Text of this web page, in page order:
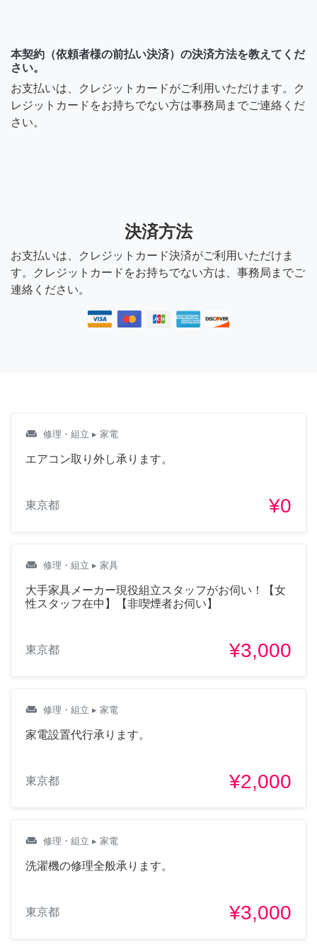
土日平日やってますか？お
い。急な深夜など対応可能
ですか？何区にお住まいで
本契約（依頼者様の前払い決済）の決済方法を教えてくだ
さい。
お支払いは、クレジットカードがご利用いただけます。ク
レジットカードをお持ちでない方は事務局までご連絡くだ
さい。
決済方法
お支払いは、クレジットカード決済がご利用いただけま
す。クレジットカードをお持ちでない方は、事務局までご
連絡ください。
weekend 修理・組立 ▸ 家電
エアコン取り外し承ります。
東京都 ¥0
weekend 修理・組立 ▸ 家具
大手家具メーカー現役組立スタッフがお伺い！【女
性スタッフ在中】【非喫煙者お伺い】
東京都 ¥3,000
weekend 修理・組立 ▸ 家電
家電設置代行承ります。
東京都 ¥2,000
weekend 修理・組立 ▸ 家電
洗濯機の修理全般承ります。
東京都 ¥3,000